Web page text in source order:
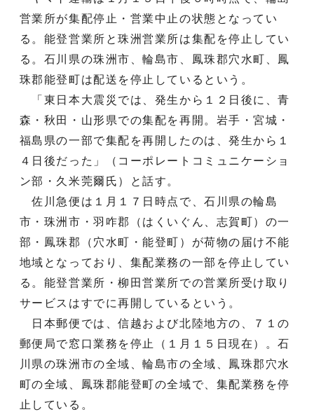
営業所が集配停止・営業中止の状態となってい
る。能登営業所と珠洲営業所は集配を停止してい
る。石川県の珠洲市、輪島市、鳳珠郡穴水町、鳳
珠郡能登町は配送を停止しているという。
「東日本大震災では、発生から１２日後に、青
森・秋田・山形県での集配を再開。岩手・宮城・
福島県の一部で集配を再開したのは、発生から１
４日後だった」（コーポレートコミュニケーショ
ン部・久米莞爾氏）と話す。
佐川急便は１月１７日時点で、石川県の輪島
市・珠洲市・羽咋郡（はくいぐん、志賀町）の一
部・鳳珠郡（穴水町・能登町）が荷物の届け不能
地域となっており、集配業務の一部を停止してい
る。能登営業所・柳田営業所での営業所受け取り
サービスはすでに再開しているという。
日本郵便では、信越および北陸地方の、７１の
郵便局で窓口業務を停止（１月１５日現在）。石
川県の珠洲市の全域、輪島市の全域、鳳珠郡穴水
町の全域、鳳珠郡能登町の全域で、集配業務を停
止している。